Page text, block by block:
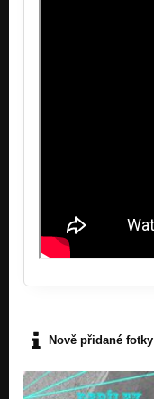
Nově přidané fotky